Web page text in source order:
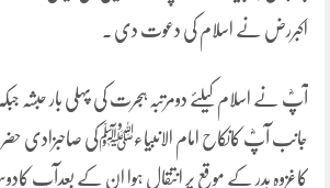
اکبررض نے اسلام کی دعوت دی .
آپؓ نے اسلام کیلئے دومرتبہ ہجرت کی پہلی بار حبشہ
جانب آپؓ کانکاح امام الانبیاءﷺکی صاحبزادی
کاغزوہ بدر کے موقع پر انتقال ہوا ان کے بعدآپ